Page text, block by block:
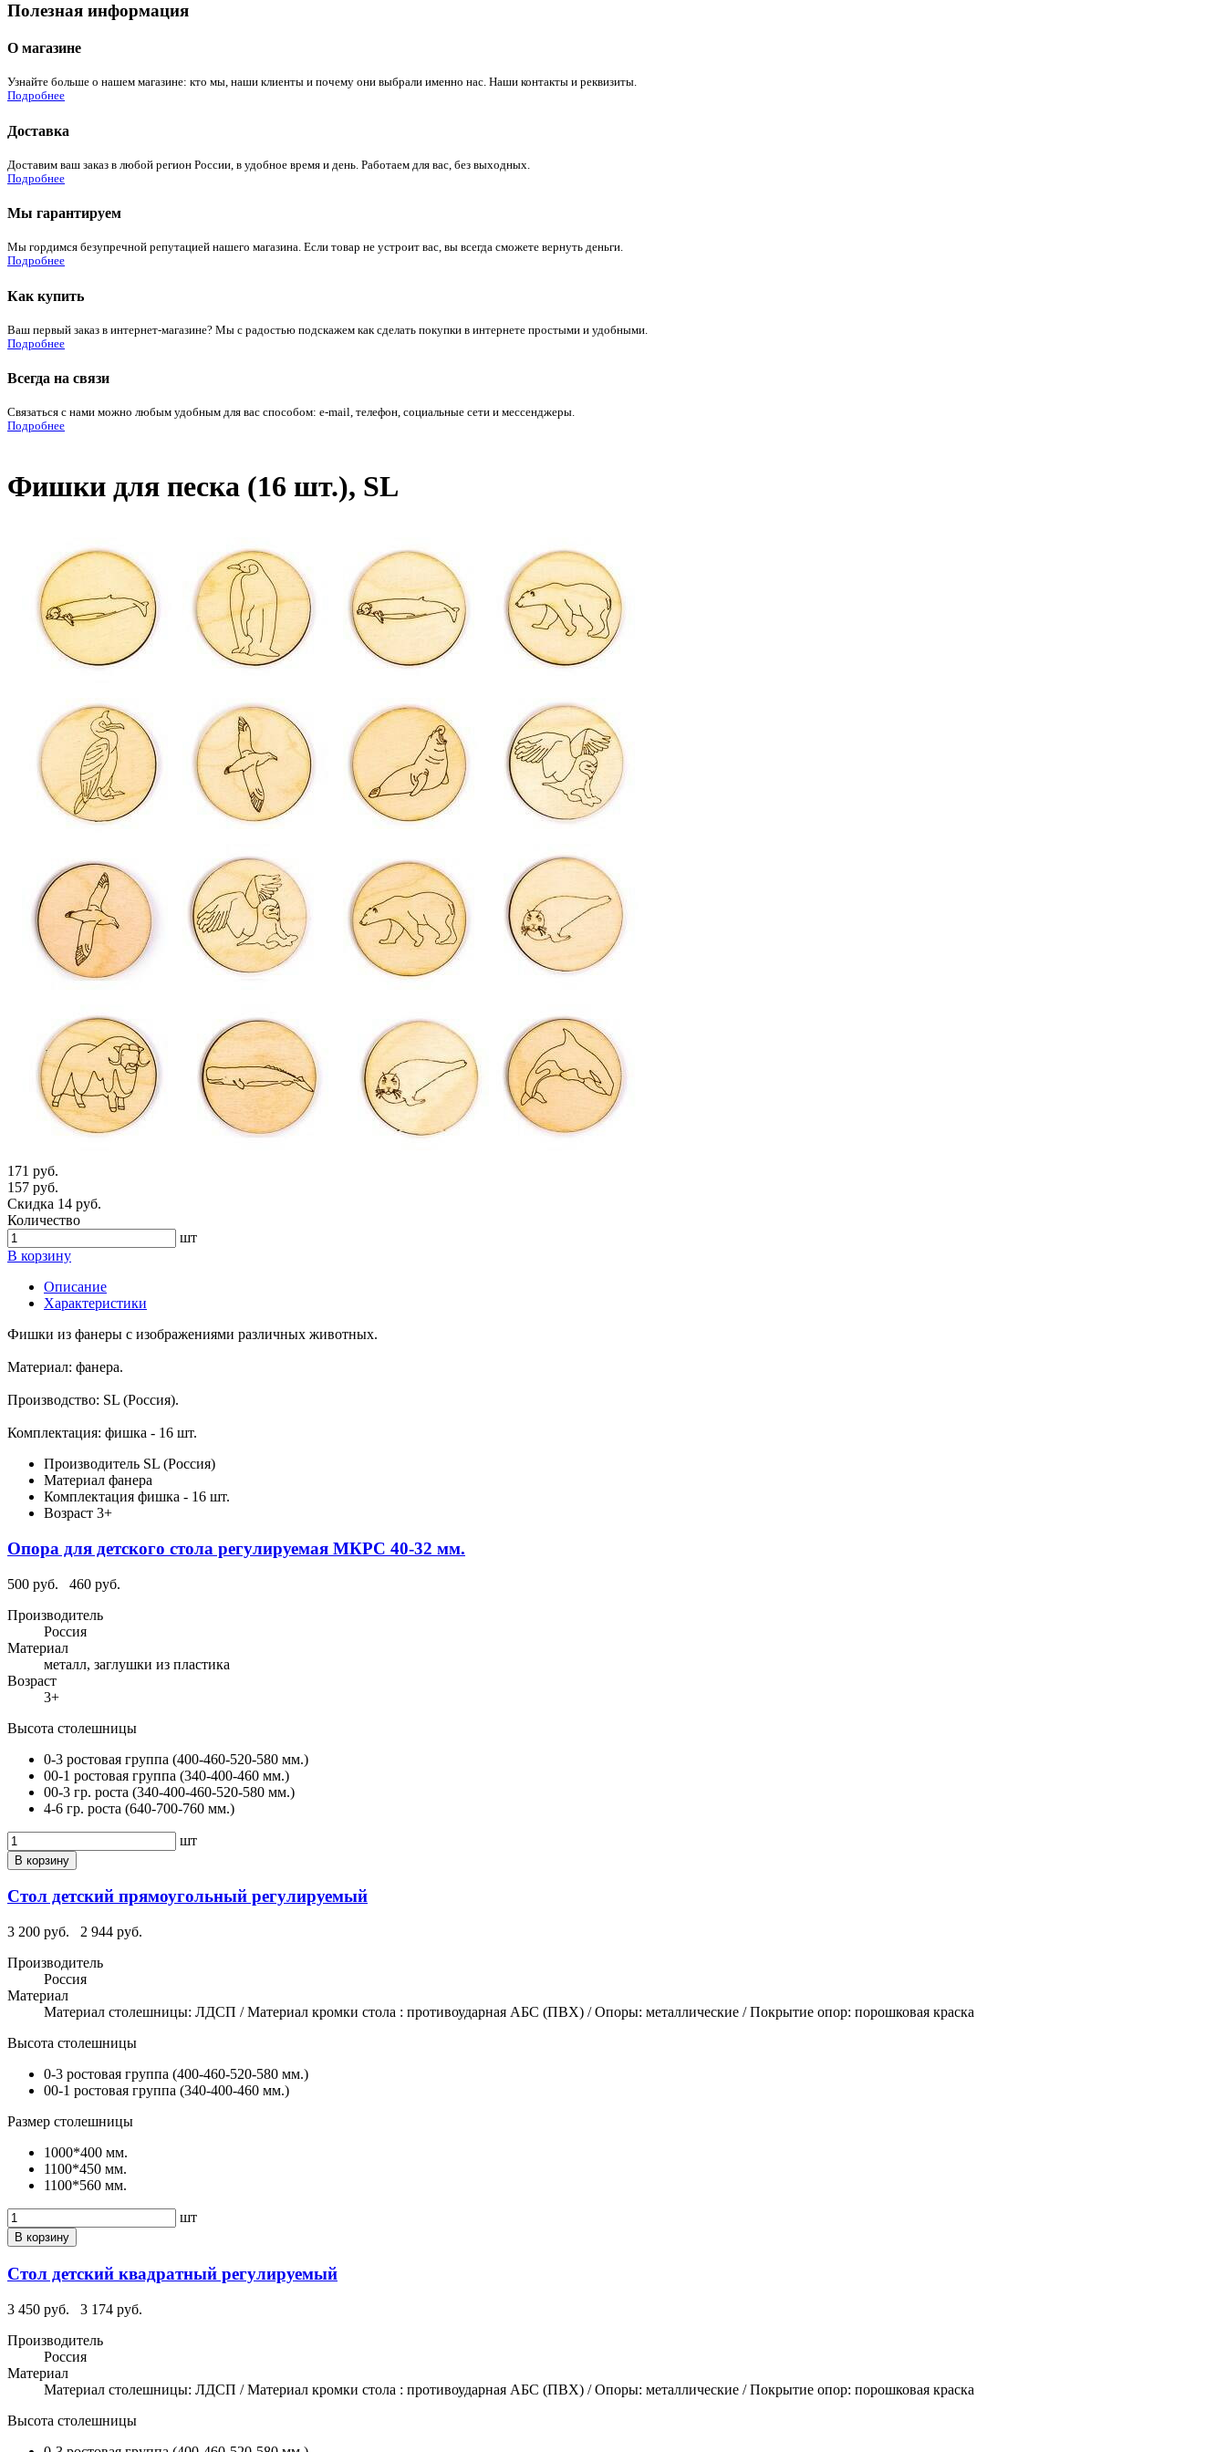
Полезная информация
О магазине
Узнайте больше о нашем магазине: кто мы, наши клиенты и почему они выбрали именно нас. Наши контакты и реквизиты.
Подробнее
Доставка
Доставим ваш заказ в любой регион России, в удобное время и день. Работаем для вас, без выходных.
Подробнее
Мы гарантируем
Мы гордимся безупречной репутацией нашего магазина. Если товар не устроит вас, вы всегда сможете вернуть деньги.
Подробнее
Как купить
Ваш первый заказ в интернет-магазине? Мы с радостью подскажем как сделать покупки в интернете простыми и удобными.
Подробнее
Всегда на связи
Связаться с нами можно любым удобным для вас способом: e-mail, телефон, социальные сети и мессенджеры.
Подробнее
Фишки для песка (16 шт.), SL
171 руб.
157 руб.
Скидка 14 руб.
Количество
шт
В корзину
Описание
Характеристики
Фишки из фанеры с изображениями различных животных.
Материал: фанера.
Производство: SL (Россия).
Комплектация: фишка - 16 шт.
Производитель SL (Россия)
Материал фанера
Комплектация фишка - 16 шт.
Возраст 3+
Опора для детского стола регулируемая МКРС 40-32 мм.
500 руб.
460 руб.
Производитель
Россия
Материал
металл, заглушки из пластика
Возраст
3+
Высота столешницы
0-3 ростовая группа (400-460-520-580 мм.)
00-1 ростовая группа (340-400-460 мм.)
00-3 гр. роста (340-400-460-520-580 мм.)
4-6 гр. роста (640-700-760 мм.)
шт
В корзину
Стол детский прямоугольный регулируемый
3 200 руб.
2 944 руб.
Производитель
Россия
Материал
Материал столешницы: ЛДСП / Материал кромки стола : противоударная АБС (ПВХ) / Опоры: металлические / Покрытие опор: порошковая краска
Высота столешницы
0-3 ростовая группа (400-460-520-580 мм.)
00-1 ростовая группа (340-400-460 мм.)
Размер столешницы
1000*400 мм.
1100*450 мм.
1100*560 мм.
шт
В корзину
Стол детский квадратный регулируемый
3 450 руб.
3 174 руб.
Производитель
Россия
Материал
Материал столешницы: ЛДСП / Материал кромки стола : противоударная АБС (ПВХ) / Опоры: металлические / Покрытие опор: порошковая краска
Высота столешницы